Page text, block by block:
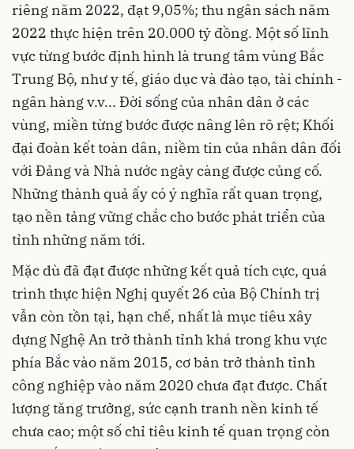
riêng năm 2022, đạt 9,05%; thu ngân sách năm
2022 thực hiện trên 20.000 tỷ đồng. Một số lĩnh
vực từng bước định hình là trung tâm vùng Bắc
Trung Bộ, như y tế, giáo dục và đào tạo, tài chính -
ngân hàng v.v... Đời sống của nhân dân ở các
vùng, miền từng bước được nâng lên rõ rệt; Khối
đại đoàn kết toàn dân, niềm tin của nhân dân đối
với Đảng và Nhà nước ngày càng được củng cố.
Những thành quả ấy có ý nghĩa rất quan trọng,
tạo nền tảng vững chắc cho bước phát triển của
tỉnh những năm tới.
Mặc dù đã đạt được những kết quả tích cực, quá
trình thực hiện Nghị quyết 26 của Bộ Chính trị
vẫn còn tồn tại, hạn chế, nhất là mục tiêu xây
dựng Nghệ An trở thành tỉnh khá trong khu vực
phía Bắc vào năm 2015, cơ bản trở thành tỉnh
công nghiệp vào năm 2020 chưa đạt được. Chất
lượng tăng trưởng, sức cạnh tranh nền kinh tế
chưa cao; một số chỉ tiêu kinh tế quan trọng còn